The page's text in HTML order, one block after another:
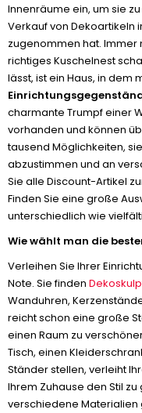
Innenräume ein, um sie
Verkauf von Dekoartikeln
zugenommen hat. Immer
richtiges Kuschelnest
lässt, ist ein Haus, in dem
charmante Trumpf einer
vorhanden und können
tausend Möglichkeiten,
abzustimmen und an
Sie alle Discount-Artikel
Finden Sie eine große
unterschiedlich wie
Wie wählt man die
Verleihen Sie Ihrer
Note. Sie finden
Wanduhren,
reicht schon eine große
einen Raum zu
Tisch, einen
Ständer stellen, verleiht
Ihrem Zuhause den Stil
verschiedene Materialien